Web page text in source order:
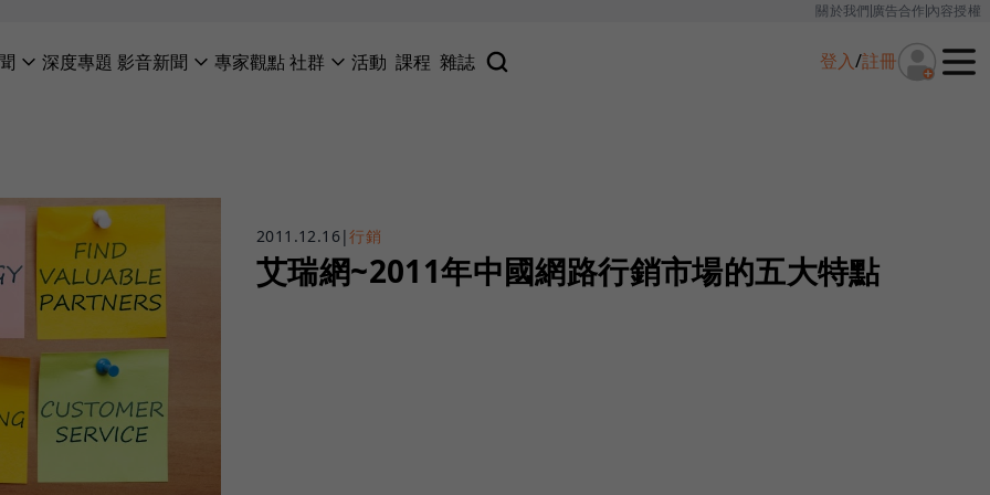
關於我們廣告合作內容授權
深度專題 影音新聞 專家觀點社群 活動 課程 雜誌 登入/註冊
2011.12.16|行銷
艾瑞網~2011年中國網路行銷市場的五大特點